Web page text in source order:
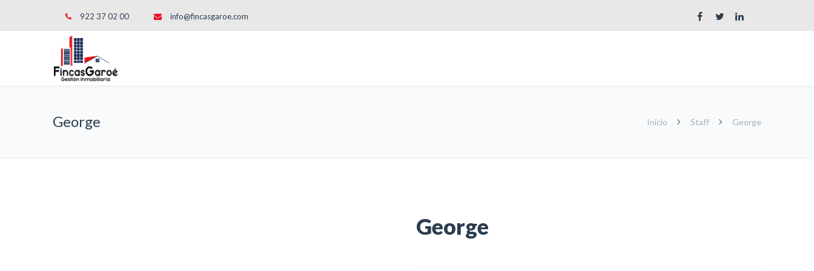
922 37 02 00 info@fincasgaroe.com
George Inicio Staff George
George